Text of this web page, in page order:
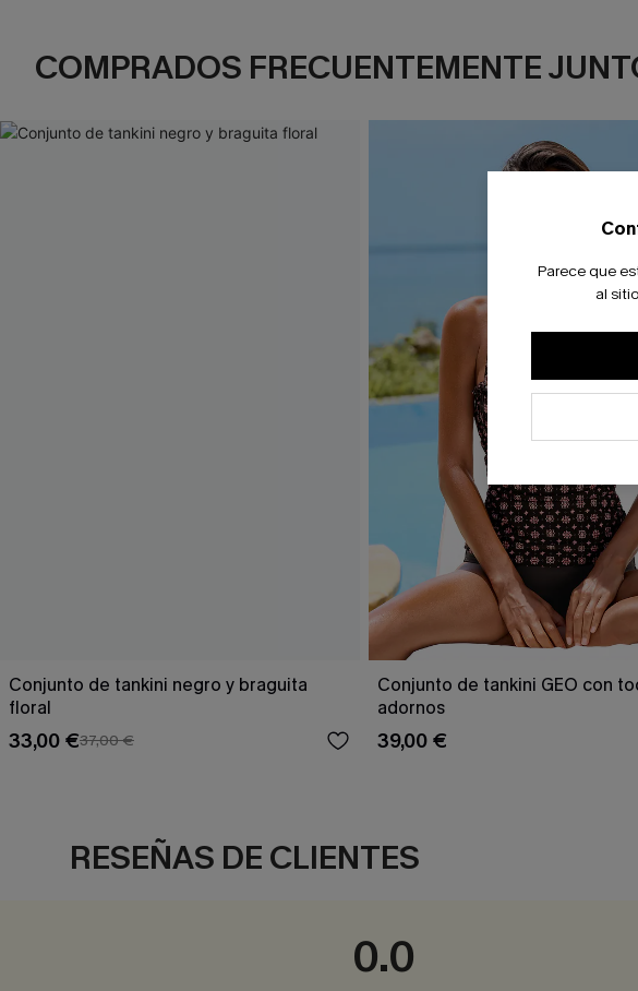
COMPRADOS FRECUENTEMENTE
Conjunto de tankini negro y braguita
floral
33,00 €37,00 €
Conjunto de tankini GEO con
adornos
39,00 €
RESEÑAS DE CLIENTES
0.0
Parece que
al